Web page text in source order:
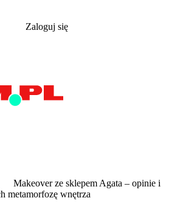
Zaloguj się
Makeover ze sklepem Agata – opinie i
metamorfozę wnętrza